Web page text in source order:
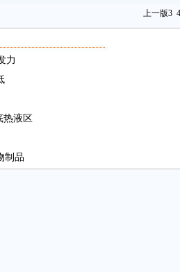
上一版3 4
力
热液区
制品